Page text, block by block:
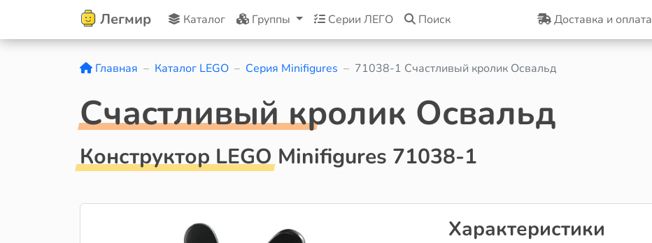
Легмир Каталог Группы Серии ЛЕГО Поиск Доставка и оплата
Главная Каталог LEGO Серия Minifigures 71038-1 Cчастливый кролик Освальд
Cчастливый кролик Освальд
Конструктор LEGO Minifigures 71038-1
Характеристики